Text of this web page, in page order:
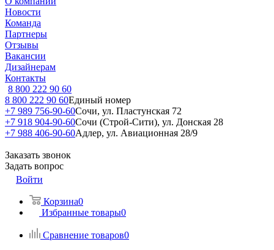
Новости
Команда
Партнеры
Отзывы
Вакансии
Дизайнерам
Контакты
8 800 222 90 60
8 800 222 90 60Единый номер
+7 989 756-90-60Сочи, ул. Пластунская 72
+7 918 904-90-60Сочи (Строй-Сити), ул. Донская 28
+7 988 406-90-60Адлер, ул. Авиационная 28/9
Заказать звонок
Задать вопрос
Войти
Корзина0
Избранные товары0
Сравнение товаров0